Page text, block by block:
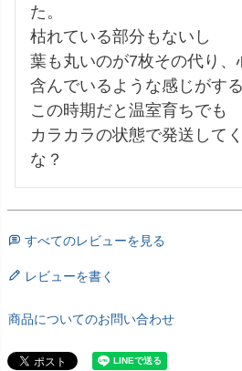
た。
枯れている部分もないし
葉も丸いのが7枚その代り、
含んでいるような感じがす
この時期だと温室育ちでも
カラカラの状態で発送して
な？
すべてのレビューを見る
レビューを書く
商品についてのお問い合わせ